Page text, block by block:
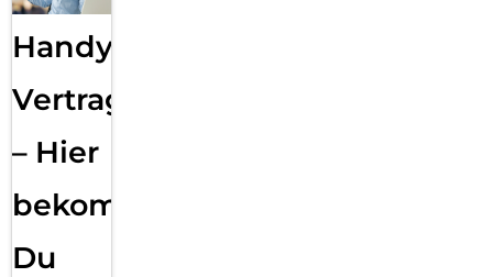
Handy
Vertragsabwicklung
– Hier
bekommst
Du